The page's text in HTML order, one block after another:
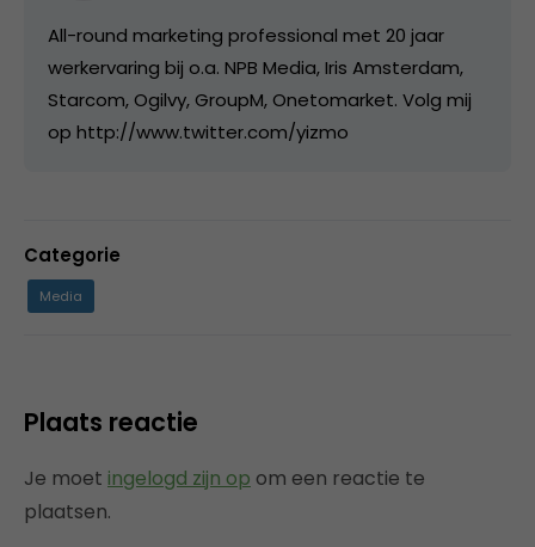
All-round marketing professional met 20 jaar
werkervaring bij o.a. NPB Media, Iris Amsterdam,
Starcom, Ogilvy, GroupM, Onetomarket. Volg mij
op http://www.twitter.com/yizmo
Categorie
Media
Plaats reactie
Je moet ingelogd zijn op om een reactie te
plaatsen.